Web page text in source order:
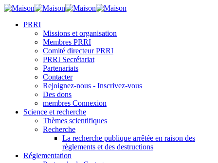
PRRI
Missions et organisation
Membres PRRI
Comité directeur PRRI
PRRI Secrétariat
Partenariats
Contacter
Rejoignez-nous - Inscrivez-vous
Des dons
membres Connexion
Science et recherche
Thèmes scientifiques
Recherche
La recherche publique arrêtée en raison des
règlements et des destructions
Réglementation